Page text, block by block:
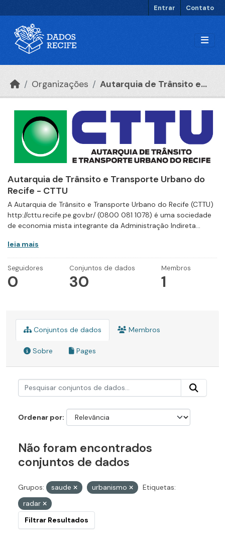
Entrar Contato
Organizações Autarquia de Trânsito e...
Autarquia de Trânsito e Transporte Urbano do
Recife - CTTU
A Autarquia de Trânsito e Transporte Urbano do Recife (CTTU)
http://cttu.recife.pe.gov.br/ (0800 081 1078) é uma sociedade
de economia mista integrante da Administração Indireta...
leia mais
Seguidores
0
Conjuntos de dados
30
Membros
1
Conjuntos de dados Membros
Sobre Pages
Ordenar por
Não foram encontrados
conjuntos de dados
Grupos: saude urbanismo
Etiquetas:
radar
Filtrar Resultados